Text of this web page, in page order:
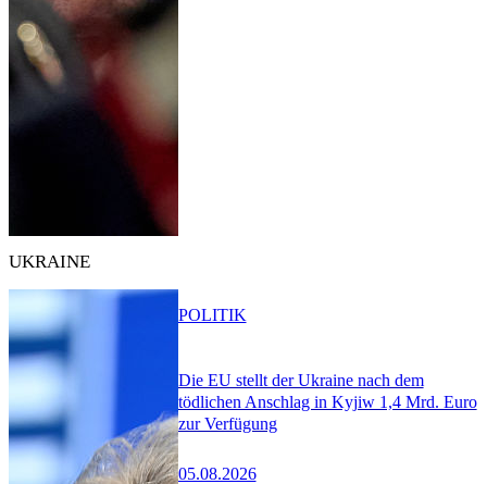
UKRAINE
Die EU stellt der Ukraine nach dem
tödlichen Anschlag in Kyjiw 1,4 Mrd. Euro
zur Verfügung
05.08.2026
POLITIK